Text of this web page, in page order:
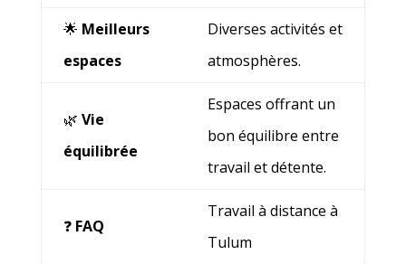
🌟 Meilleurs
espaces
Diverses activités et
atmosphères.
🌿 Vie
équilibrée
Espaces offrant un
bon équilibre entre
travail et détente.
❓ FAQ
Travail à distance à
Tulum